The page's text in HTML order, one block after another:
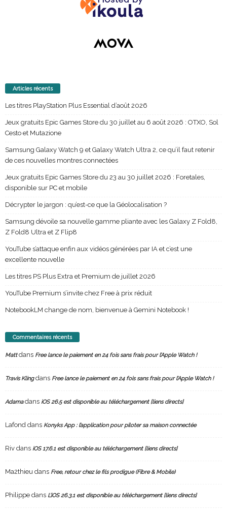
Articles récents
Les titres PlayStation Plus Essential d’août 2026
Jeux gratuits Epic Games Store du 30 juillet au 6 août 2026 : OTXO, Sol
Cesto et Mutazione
Samsung Galaxy Watch 9 et Galaxy Watch Ultra 2, ce qu’il faut retenir
de ces nouvelles montres connectées
Jeux gratuits Epic Games Store du 23 au 30 juillet 2026 : Foretales,
disponible sur PC et mobile
Décrypter le jargon : qu’est-ce que la Géolocalisation ?
Samsung dévoile sa nouvelle gamme pliante avec les Galaxy Z Fold8,
Z Fold8 Ultra et Z Flip8
YouTube s’attaque enfin aux vidéos générées par IA et c’est une
excellente nouvelle
Les titres PS Plus Extra et Premium de juillet 2026
YouTube Premium s’invite chez Free à prix réduit
NotebookLM change de nom, bienvenue à Gemini Notebook !
Commentaires récents
Mattdans Free lance le paiement en 24 fois sans frais pour l’Apple Watch !
Travis Klingdans Free lance le paiement en 24 fois sans frais pour l’Apple Watch !
Adamadans iOS 26.5 est disponible au téléchargement [liens directs]
Lafond dans Konyks App : l’application pour piloter sa maison connectée
Riv dans iOS 17.6.1 est disponible au téléchargement [liens directs]
Ma2thieu dans Free, retour chez le fils prodigue (Fibre & Mobile)
Philippe dans L’iOS 26.3.1 est disponible au téléchargement [liens directs]